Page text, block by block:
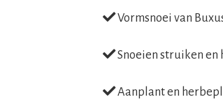
Vormsnoei van
Snoeien struiken en
Aanplant en